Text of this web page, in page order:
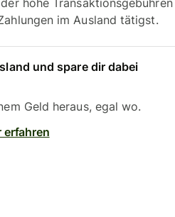
hohe Transaktionsgebühren
im Ausland tätigst.
und spare dir dabei
Geld heraus, egal wo.
erfahren